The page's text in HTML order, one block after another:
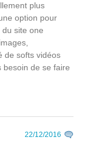
plus
option pour
site one
de softs vidéos
besoin de se faire
22/12/2016